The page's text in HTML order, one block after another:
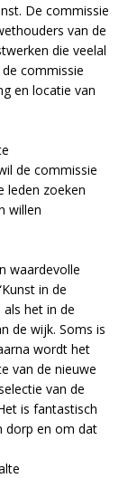
De commissie
van de
die veelal
commissie
en locatie van
de commissie
leden zoeken
willen
waardevolle
in de
het in de
de wijk. Soms is
wordt het
van de nieuwe
van de
is fantastisch
dorp en om dat